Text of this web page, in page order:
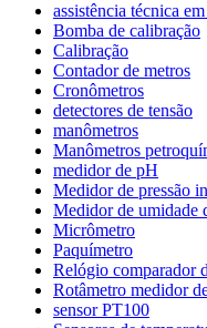
assistência técnica
Bomba de calibração
Calibração
Contador de metros
Cronômetros
detectores de tensão
manômetros
Manômetros
medidor de pH
Medidor de pressão
Medidor de umidade
Micrômetro
Paquímetro
Relógio comparador
Rotâmetro medidor
sensor PT100